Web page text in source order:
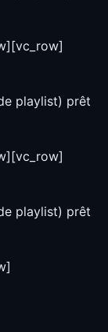
playlist) prêt
playlist) prêt